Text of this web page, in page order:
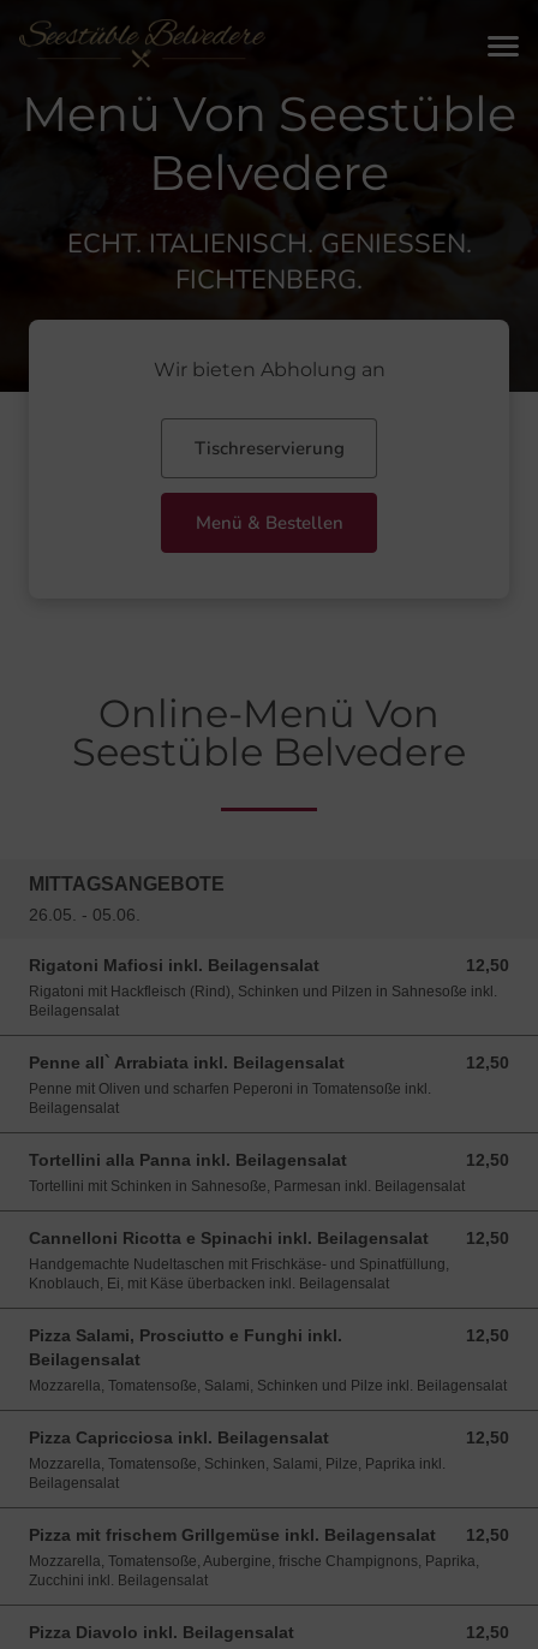
Menü Von Seestüble
Belvedere
ECHT. ITALIENISCH. GENIESSEN. F
ICHTENBERG.
Wir bieten Abholung an
Tischreservierung
Menü & Bestellen
Online-Menü Von
Seestüble Belvedere
MITTAGSANGEBOTE
26.05. - 05.06.
Rigatoni Mafiosi inkl. Beilagensalat 12,50
12,50 EUR
Rigatoni mit Hackfleisch (Rind), Schinken und Pilzen in Sahnesoße inkl.
Beilagensalat
Penne all` Arrabiata inkl. Beilagensalat 12,50
12,50 EUR
Penne mit Oliven und scharfen Peperoni in Tomatensoße inkl.
Beilagensalat
Tortellini alla Panna inkl. Beilagensalat 12,50
12,50 EUR
Tortellini mit Schinken in Sahnesoße, Parmesan inkl. Beilagensalat
Cannelloni Ricotta e Spinachi inkl. Beilagensalat 12,50
12,50 EUR
Handgemachte Nudeltaschen mit Frischkäse- und Spinatfüllung,
Knoblauch, Ei, mit Käse überbacken inkl. Beilagensalat
Pizza Salami, Prosciutto e Funghi inkl.
Beilagensalat
12,50
12,50 EUR
Mozzarella, Tomatensoße, Salami, Schinken und Pilze inkl. Beilagensalat
Pizza Capricciosa inkl. Beilagensalat 12,50
12,50 EUR
Mozzarella, Tomatensoße, Schinken, Salami, Pilze, Paprika inkl.
Beilagensalat
Pizza mit frischem Grillgemüse inkl. Beilagensalat 12,50
12,50 EUR
Mozzarella, Tomatensoße, Aubergine, frische Champignons, Paprika,
Zucchini inkl. Beilagensalat
Pizza Diavolo inkl. Beilagensalat 12,50
12,50 EUR